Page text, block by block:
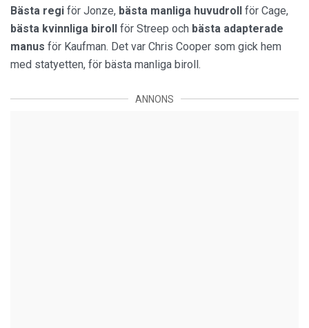
Bästa regi för Jonze, bästa manliga huvudroll för Cage,
bästa kvinnliga biroll för Streep och bästa adapterade
manus för Kaufman. Det var Chris Cooper som gick hem
med statyetten, för bästa manliga biroll.
ANNONS